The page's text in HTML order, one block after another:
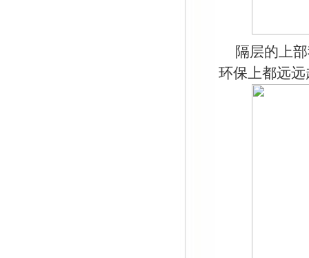
隔层的上
环保上都远